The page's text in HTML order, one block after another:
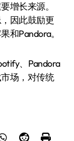
增长来源。
因此鼓励更
和Pandora。
、Pandora
场，对传统